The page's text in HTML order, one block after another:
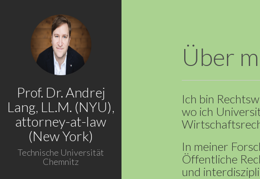
Prof. Dr. Andrej
Lang, LL.M. (NYU),
attorney-at-law
(New York)
Technische Universität
Chemnitz
Über
Ich bin
wo ich
In meiner
Öffentliche
und